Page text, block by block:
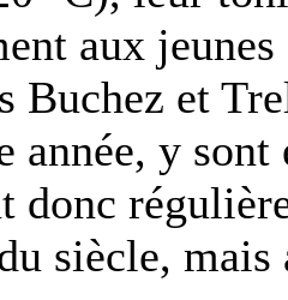
aux
Buchez et
année, y
donc
siècle, mais